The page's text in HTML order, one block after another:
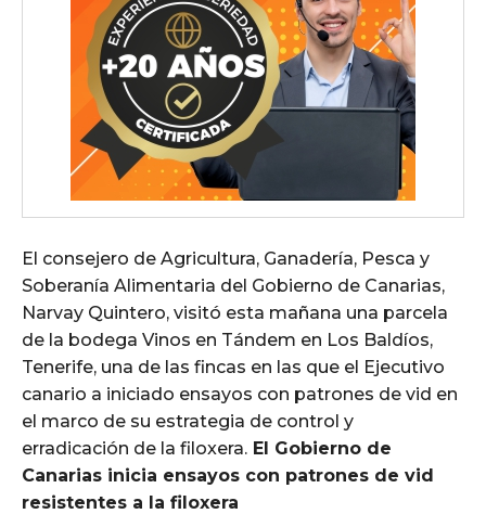
El consejero de Agricultura, Ganadería, Pesca y
Soberanía Alimentaria del Gobierno de Canarias,
Narvay Quintero, visitó esta mañana una parcela
de la bodega Vinos en Tándem en Los Baldíos,
Tenerife, una de las fincas en las que el Ejecutivo
canario a iniciado ensayos con patrones de vid en
el marco de su estrategia de control y
erradicación de la filoxera. El Gobierno de
Canarias inicia ensayos con patrones de vid
resistentes a la filoxera